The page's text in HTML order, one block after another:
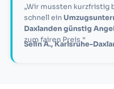
„Wir mussten kurzfristig
schnell ein
Daxlanden günstig
zum fairen Preis.“
Selin A., Karlsruhe-